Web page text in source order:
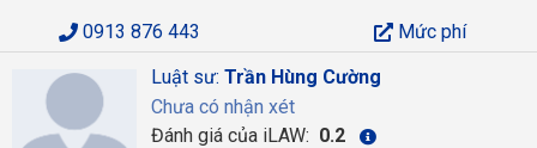
0913 876 443
Mức phí
Luật sư: Trần Hùng Cường
Chưa có nhận xét
Đánh giá của iLAW: 0.2